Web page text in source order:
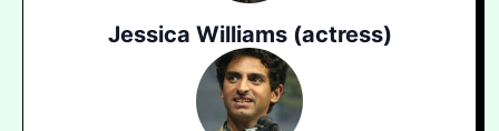
Jessica Williams (actress)